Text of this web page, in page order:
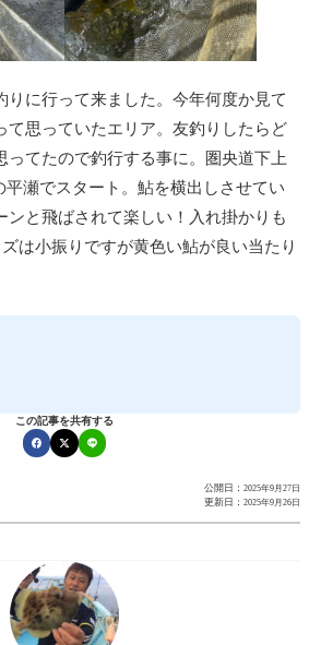
りに行って来ました。今年何度か見て
て思っていたエリア。友釣りしたらど
ってたので釣行する事に。圏央道下上
平瀬でスタート。鮎を横出しさせてい
ンと飛ばされて楽しい！入れ掛かりも
は小振りですが黄色い鮎が良い当たり
この記事を共有する
公開日： 2025年9月27日
更新日： 2025年9月26日